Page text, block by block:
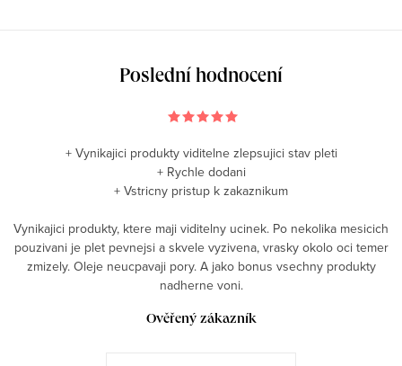
Poslední hodnocení
+ Vynikajici produkty viditelne zlepsujici stav pleti
+ Rychle dodani
+ Vstricny pristup k zakaznikum
Vynikajici produkty, ktere maji viditelny ucinek. Po nekolika mesicich
pouzivani je plet pevnejsi a skvele vyzivena, vrasky okolo oci temer
zmizely. Oleje neucpavaji pory. A jako bonus vsechny produkty
nadherne voni.
Ověřený zákazník